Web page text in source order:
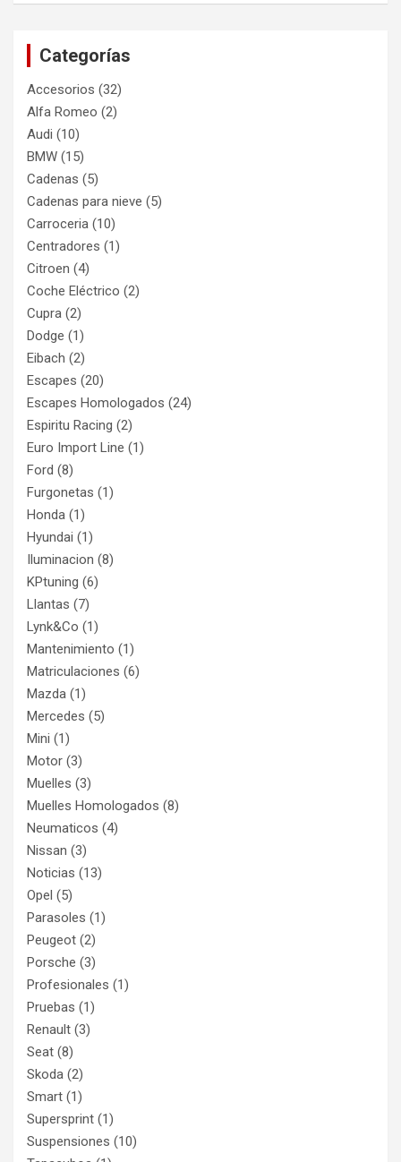
Categorías
Accesorios (32)
Alfa Romeo (2)
Audi (10)
BMW (15)
Cadenas (5)
Cadenas para nieve (5)
Carroceria (10)
Centradores (1)
Citroen (4)
Coche Eléctrico (2)
Cupra (2)
Dodge (1)
Eibach (2)
Escapes (20)
Escapes Homologados (24)
Espiritu Racing (2)
Euro Import Line (1)
Ford (8)
Furgonetas (1)
Honda (1)
Hyundai (1)
Iluminacion (8)
KPtuning (6)
Llantas (7)
Lynk&Co (1)
Mantenimiento (1)
Matriculaciones (6)
Mazda (1)
Mercedes (5)
Mini (1)
Motor (3)
Muelles (3)
Muelles Homologados (8)
Neumaticos (4)
Nissan (3)
Noticias (13)
Opel (5)
Parasoles (1)
Peugeot (2)
Porsche (3)
Profesionales (1)
Pruebas (1)
Renault (3)
Seat (8)
Skoda (2)
Smart (1)
Supersprint (1)
Suspensiones (10)